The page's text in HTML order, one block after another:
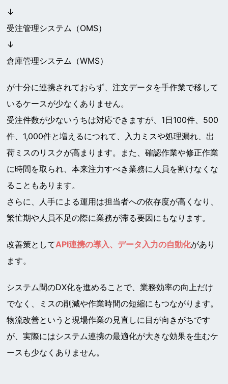
↓
受注管理システム（OMS）
↓
倉庫管理システム（WMS）
が十分に連携されておらず、注文データを手作業で移して
いるケースが少なくありません。
受注件数が少ないうちは対応できますが、1日100件、500
件、1,000件と増えるにつれて、入力ミスや処理漏れ、出
荷ミスのリスクが高まります。また、確認作業や修正作業
に時間を取られ、本来注力すべき業務に人員を割けなくな
ることもあります。
さらに、人手による運用は担当者への依存度が高くなり、
繁忙期や人員不足の際に業務が滞る要因にもなります。
改善策としてAPI連携の導入、データ入力の自動化があり
ます。
システム間のDX化を進めることで、業務効率の向上だけ
でなく、ミスの削減や作業時間の短縮にもつながります。
物流改善というと現場作業の見直しに目が向きがちです
が、実際にはシステム連携の最適化が大きな効果を生むケ
ースも少なくありません。